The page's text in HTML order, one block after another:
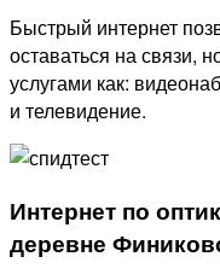
Быстрый интернет
оставаться на связи,
услугами как:
и телевидение.
Интернет по
деревне